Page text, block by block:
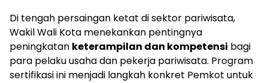
Di tengah persaingan ketat di sektor pariwisata,
Wakil Wali Kota menekankan pentingnya
peningkatan keterampilan dan kompetensi bagi
para pelaku usaha dan pekerja pariwisata. Program
sertifikasi ini menjadi langkah konkret Pemkot untuk